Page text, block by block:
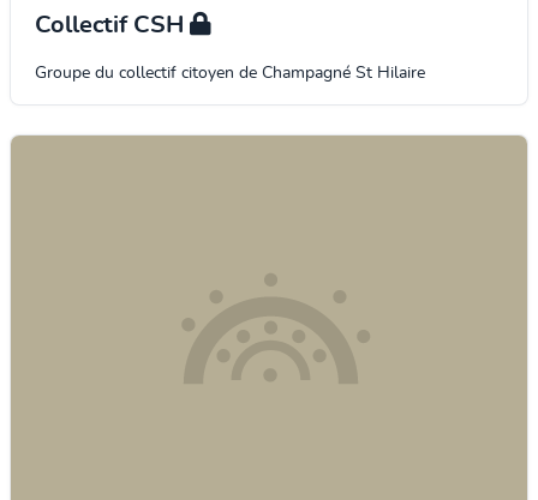
Collectif CSH
Groupe du collectif citoyen de Champagné St Hilaire